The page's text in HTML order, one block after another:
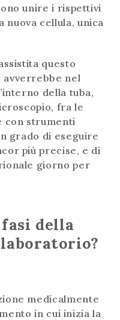
unire i rispettivi
nuova cellula, unica
questo
avverrebbe nel
della tuba,
fra le
con strumenti
grado di eseguire
più precise, e di
giorno per
della
medicalmente
in cui inizia la